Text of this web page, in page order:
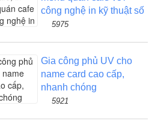
công nghệ in kỹ thuật số
5975
Gia công phủ UV cho
name card cao cấp,
nhanh chóng
5921